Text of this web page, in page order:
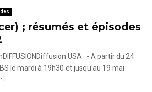
; résumés et épisodes
USA : - A partir du 24
le mardi à 19h30 et jusqu'au 19 mai